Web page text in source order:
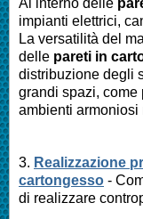
Al interno delle
impianti elettrici,
La versatilità del
delle pareti in
distribuzione degli
grandi spazi, come
ambienti
3. Realizzazione
cartongesso -
di realizzare